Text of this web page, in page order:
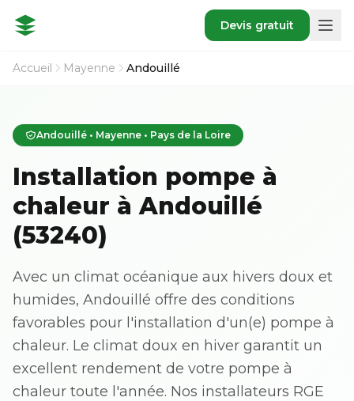
Devis gratuit
Accueil Mayenne Andouillé
Andouillé • Mayenne • Pays de la Loire
Installation pompe à
chaleur à Andouillé
(53240)
Avec un climat océanique aux hivers doux et
humides, Andouillé offre des conditions
favorables pour l'installation d'un(e) pompe à
chaleur. Le climat doux en hiver garantit un
excellent rendement de votre pompe à
chaleur toute l'année. Nos installateurs RGE